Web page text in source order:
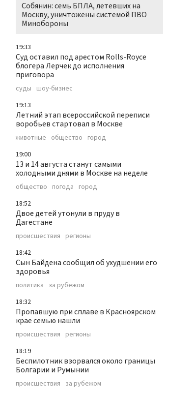
Собянин: семь БПЛА, летевших на
Москву, уничтожены системой ПВО
Минобороны
19:33
Суд оставил под арестом Rolls-Royce
блогера Лерчек до исполнения
приговора
суды шоу-бизнес
19:13
Летний этап всероссийской переписи
воробьев стартовал в Москве
животные общество город
19:00
13 и 14 августа станут самыми
холодными днями в Москве на неделе
общество погода город
18:52
Двое детей утонули в пруду в
Дагестане
происшествия регионы
18:42
Сын Байдена сообщил об ухудшении его
здоровья
политика за рубежом
18:32
Пропавшую при сплаве в Красноярском
крае семью нашли
происшествия регионы
18:19
Беспилотник взорвался около границы
Болгарии и Румынии
происшествия за рубежом